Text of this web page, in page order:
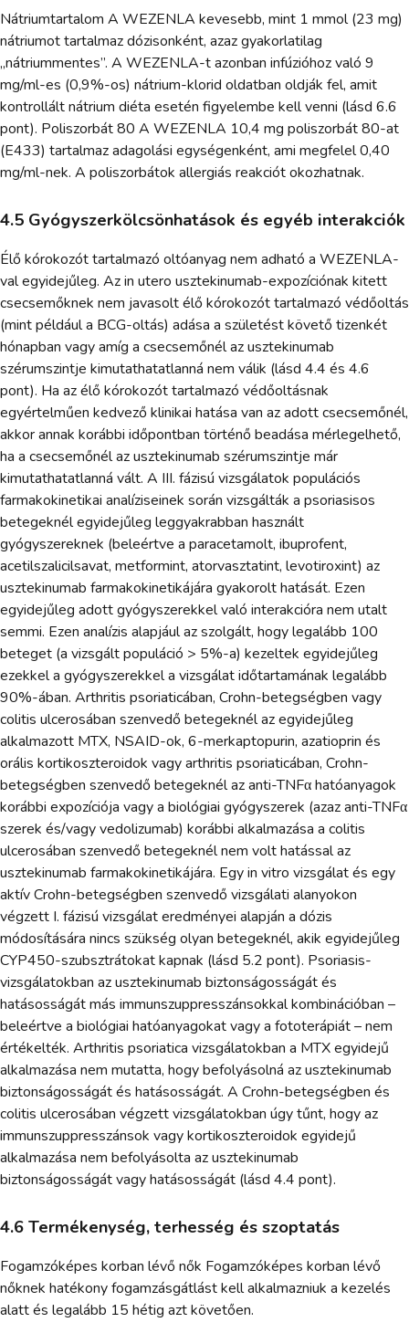
Nátriumtartalom A WEZENLA kevesebb, mint 1 mmol (23 mg)
nátriumot tartalmaz dózisonként, azaz gyakorlatilag
„nátriummentes”. A WEZENLA-t azonban infúzióhoz való 9
mg/ml-es (0,9%-os) nátrium-klorid oldatban oldják fel, amit
kontrollált nátrium diéta esetén figyelembe kell venni (lásd 6.6
pont). Poliszorbát 80 A WEZENLA 10,4 mg poliszorbát 80-at
(E433) tartalmaz adagolási egységenként, ami megfelel 0,40
mg/ml-nek. A poliszorbátok allergiás reakciót okozhatnak.
4.5 Gyógyszerkölcsönhatások és egyéb interakciók
Élő kórokozót tartalmazó oltóanyag nem adható a WEZENLA-
val egyidejűleg. Az in utero usztekinumab-expozíciónak kitett
csecsemőknek nem javasolt élő kórokozót tartalmazó védőoltás
(mint például a BCG-oltás) adása a születést követő tizenkét
hónapban vagy amíg a csecsemőnél az usztekinumab
szérumszintje kimutathatatlanná nem válik (lásd 4.4 és 4.6
pont). Ha az élő kórokozót tartalmazó védőoltásnak
egyértelműen kedvező klinikai hatása van az adott csecsemőnél,
akkor annak korábbi időpontban történő beadása mérlegelhető,
ha a csecsemőnél az usztekinumab szérumszintje már
kimutathatatlanná vált. A III. fázisú vizsgálatok populációs
farmakokinetikai analíziseinek során vizsgálták a psoriasisos
betegeknél egyidejűleg leggyakrabban használt
gyógyszereknek (beleértve a paracetamolt, ibuprofent,
acetilszalicilsavat, metformint, atorvasztatint, levotiroxint) az
usztekinumab farmakokinetikájára gyakorolt hatását. Ezen
egyidejűleg adott gyógyszerekkel való interakcióra nem utalt
semmi. Ezen analízis alapjául az szolgált, hogy legalább 100
beteget (a vizsgált populáció > 5%-a) kezeltek egyidejűleg
ezekkel a gyógyszerekkel a vizsgálat időtartamának legalább
90%-ában. Arthritis psoriaticában, Crohn-betegségben vagy
colitis ulcerosában szenvedő betegeknél az egyidejűleg
alkalmazott MTX, NSAID-ok, 6-merkaptopurin, azatioprin és
orális kortikoszteroidok vagy arthritis psoriaticában, Crohn-
betegségben szenvedő betegeknél az anti-TNFα hatóanyagok
korábbi expozíciója vagy a biológiai gyógyszerek (azaz anti-TNFα
szerek és/vagy vedolizumab) korábbi alkalmazása a colitis
ulcerosában szenvedő betegeknél nem volt hatással az
usztekinumab farmakokinetikájára. Egy in vitro vizsgálat és egy
aktív Crohn-betegségben szenvedő vizsgálati alanyokon
végzett I. fázisú vizsgálat eredményei alapján a dózis
módosítására nincs szükség olyan betegeknél, akik egyidejűleg
CYP450-szubsztrátokat kapnak (lásd 5.2 pont). Psoriasis-
vizsgálatokban az usztekinumab biztonságosságát és
hatásosságát más immunszuppresszánsokkal kombinációban –
beleértve a biológiai hatóanyagokat vagy a fototerápiát – nem
értékelték. Arthritis psoriatica vizsgálatokban a MTX egyidejű
alkalmazása nem mutatta, hogy befolyásolná az usztekinumab
biztonságosságát és hatásosságát. A Crohn-betegségben és
colitis ulcerosában végzett vizsgálatokban úgy tűnt, hogy az
immunszuppresszánsok vagy kortikoszteroidok egyidejű
alkalmazása nem befolyásolta az usztekinumab
biztonságosságát vagy hatásosságát (lásd 4.4 pont).
4.6 Termékenység, terhesség és szoptatás
Fogamzóképes korban lévő nők Fogamzóképes korban lévő
nőknek hatékony fogamzásgátlást kell alkalmazniuk a kezelés
alatt és legalább 15 hétig azt követően.